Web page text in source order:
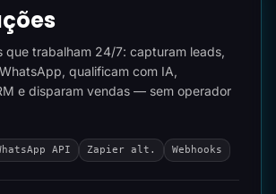
que trabalham 24/7: capturam leads,
qualificam com IA,
e disparam vendas — sem operador
API Zapier alt. Webhooks